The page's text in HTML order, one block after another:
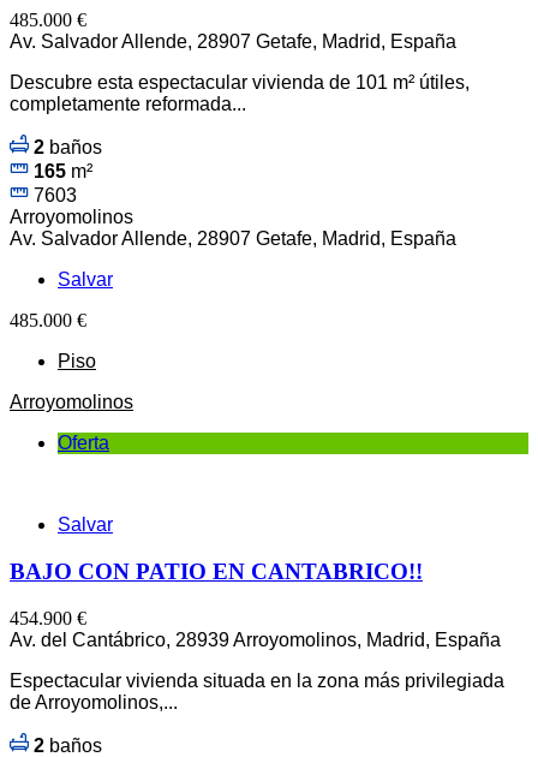
485.000 €
Av. Salvador Allende, 28907 Getafe, Madrid, España
Descubre esta espectacular vivienda de 101 m² útiles,
completamente reformada...
2 baños
165 m²
7603
Arroyomolinos
Av. Salvador Allende, 28907 Getafe, Madrid, España
Salvar
485.000 €
Piso
Arroyomolinos
Oferta
Salvar
BAJO CON PATIO EN CANTABRICO!!
454.900 €
Av. del Cantábrico, 28939 Arroyomolinos, Madrid, España
Espectacular vivienda situada en la zona más privilegiada
de Arroyomolinos,...
2 baños